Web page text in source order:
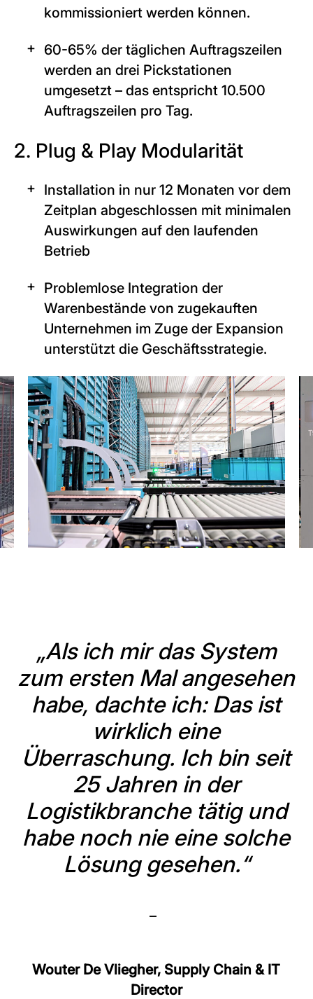
kommissioniert werden können.
60-65% der täglichen Auftragszeilen
werden an drei Pickstationen
umgesetzt – das entspricht 10.500
Auftragszeilen pro Tag.
2. Plug & Play Modularität
Installation in nur 12 Monaten vor dem
Zeitplan abgeschlossen mit minimalen
Auswirkungen auf den laufenden
Betrieb
Problemlose Integration der
Warenbestände von zugekauften
Unternehmen im Zuge der Expansion
unterstützt die Geschäftsstrategie.
„Als ich mir das System
zum ersten Mal angesehen
habe, dachte ich: Das ist
wirklich eine
Überraschung. Ich bin seit
25 Jahren in der
Logistikbranche tätig und
habe noch nie eine solche
Lösung gesehen.“
–
Wouter De Vliegher, Supply Chain & IT
Director